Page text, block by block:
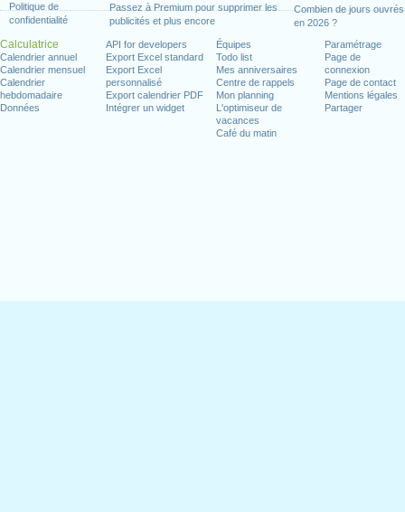
Politique de
confidentialité
Passez à Premium pour supprimer les
publicités et plus encore
Combien de jours ouvrés
en 2026 ?
Calculatrice
Calendrier annuel
Calendrier mensuel
Calendrier
hebdomadaire
Données
API for developers
Export Excel standard
Export Excel
personnalisé
Export calendrier PDF
Intégrer un widget
Équipes
Todo list
Mes anniversaires
Centre de rappels
Mon planning
L'optimiseur de
vacances
Café du matin
Paramétrage
Page de
connexion
Page de contact
Mentions légales
Partager